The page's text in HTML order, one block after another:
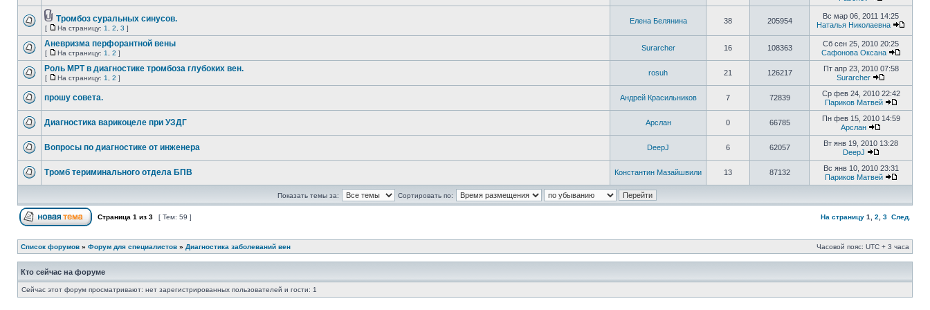
Тромбоз суральных синусов.
[ На страницу: 1 2 3 ]
Елена Белянина 38 205954
Вс мар 06, 2011 14:25
Наталья Николаевна
Аневризма перфорантной вены
[ На страницу: 1 2 ]
Surarcher 16 108363
Сб сен 25, 2010 20:25
Сафонова Оксана
Роль МРТ в диагностике тромбоза глубоких вен.
[ На страницу: 1 2 ]
rosuh 21 126217
Пт апр 23, 2010 07:58
Surarcher
прошу совета. Андрей Красильников 7 72839
Ср фев 24, 2010 22:42
Париков Матвей
Диагностика варикоцеле при УЗДГ Арслан 0 66785
Пн фев 15, 2010 14:59
Арслан
Вопросы по диагностике от инженера DeepJ 6 62057
Вт янв 19, 2010 13:28
DeepJ
Тромб териминального отдела БПВ Константин Мазайшвили 13 87132
Вс янв 10, 2010 23:31
Париков Матвей
Показать темы за: Сортировать по:
Страница 1 из 3 [ Тем: 59 ] На страницу 1 2 3 След.
Список форумов » Форум для специалистов » Диагностика заболеваний вен Часовой пояс: UTC + 3 часа
Кто сейчас на форуме
Сейчас этот форум просматривают: нет зарегистрированных пользователей и гости: 1